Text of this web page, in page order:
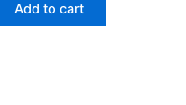
Add to cart